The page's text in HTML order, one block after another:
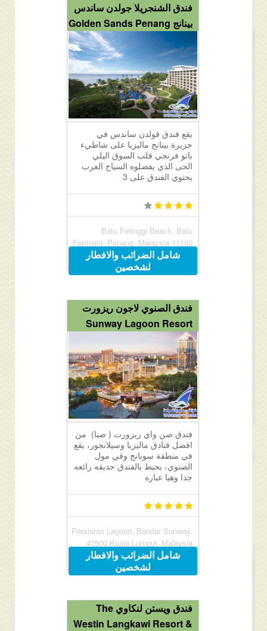
فندق الشنجريلا جولدن ساندس
بينانج Golden Sands Penang
يقع فندق قولدن ساندس في
جزيرة بينانج ماليزيا على شاطيء
باتو فرنجي قلب السوق اليلي
الحى الذي يفضلوه السياح العرب
يحتوي الفندق على 3
Batu Feringgi Beach, Batu
Ferringhi, Penang, Malaysia 11100
شامل الضرائب والافطار
لشخصين
فندق الصنوي لاجون ريزورت
Sunway Lagoon Resort
فندق صن واي ريزورت ( صبا) من
افضل فنادق ماليزيا وسيلانجور، يقع
في منطقة سوبانج وفي مول
الصنوي، يحيط بالفندق حديقه رائعه
جدا وهيا عباره
Persiaran Lagoon, Bandar Sunway,
47500 Kuala Lumpur, Malaysia
شامل الضرائب والافطار
لشخصين
فندق ويستن لنكاوي The
Westin Langkawi Resort &